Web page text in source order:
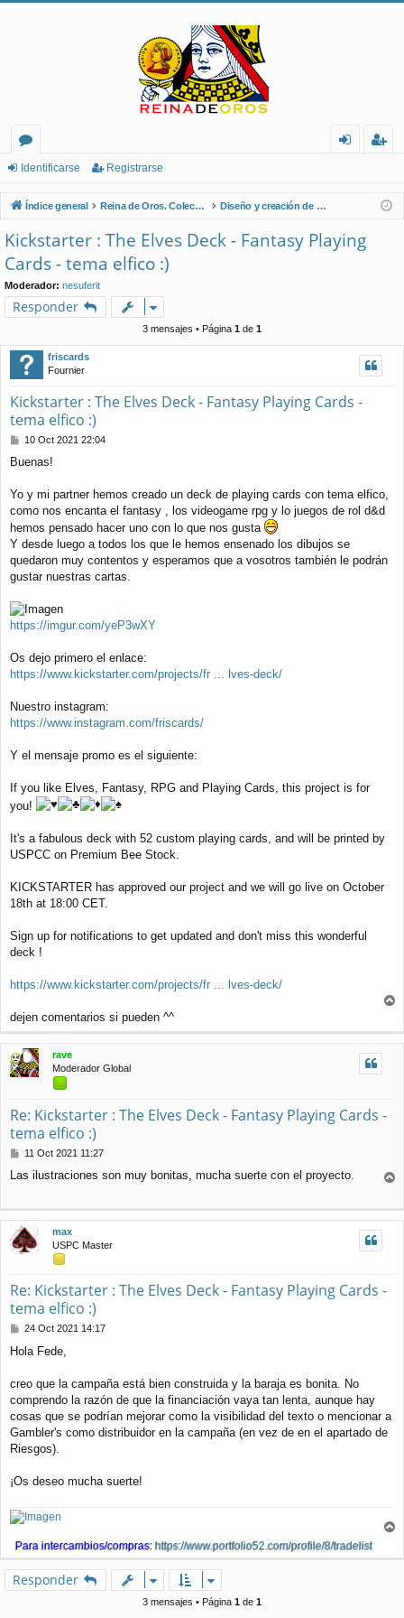
or
os
nt
ifi
ca
ist
ra
Identificarse Registrarse
Índice general Reina de Oros. Coleccionistas de Naipes. Diseño y creación de naipes
Kickstarter : The Elves Deck - Fantasy Playing
Cards - tema elfico :)
Moderador: nesuferit
Responder
3 mensajes • Página 1 de 1
friscards
Fournier
Kickstarter : The Elves Deck - Fantasy Playing Cards -
tema elfico :)
M
n
a
j
10 Oct 2021 22:04
Buenas!
Yo y mi partner hemos creado un deck de playing cards con tema elfico,
como nos encanta el fantasy , los videogame rpg y lo juegos de rol d&d
hemos pensado hacer uno con lo que nos gusta
Y desde luego a todos los que le hemos ensenado los dibujos se
quedaron muy contentos y esperamos que a vosotros también le podrán
gustar nuestras cartas.
https://imgur.com/yeP3wXY
Os dejo primero el enlace:
https://www.kickstarter.com/projects/fr ... lves-deck/
Nuestro instagram:
https://www.instagram.com/friscards/
Y el mensaje promo es el siguiente:
If you like Elves, Fantasy, RPG and Playing Cards, this project is for
you!
It's a fabulous deck with 52 custom playing cards, and will be printed by
USPCC on Premium Bee Stock.
KICKSTARTER has approved our project and we will go live on October
18th at 18:00 CET.
Sign up for notifications to get updated and don't miss this wonderful
deck !
https://www.kickstarter.com/projects/fr ... lves-deck/
dejen comentarios si pueden ^^
r
i
rave
Moderador Global
Re: Kickstarter : The Elves Deck - Fantasy Playing Cards -
tema elfico :)
M
n
j
e
11 Oct 2021 11:27
Las ilustraciones son muy bonitas, mucha suerte con el proyecto.
i
max
USPC Master
Re: Kickstarter : The Elves Deck - Fantasy Playing Cards -
tema elfico :)
M
n
a
24 Oct 2021 14:17
Hola Fede,
creo que la campaña está bien construida y la baraja es bonita. No
comprendo la razón de que la financiación vaya tan lenta, aunque hay
cosas que se podrían mejorar como la visibilidad del texto o mencionar a
Gambler's como distribuidor en la campaña (en vez de en el apartado de
Riesgos).
¡Os deseo mucha suerte!
Para intercambios/compras: https://www.portfolio52.com/profile/8/tradelist
r
Responder
3 mensajes • Página 1 de 1